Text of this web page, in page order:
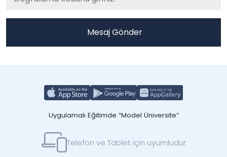
Uygulamalı Eğitimde “Model Üniversite”
Telefon ve Tablet için uyumludur